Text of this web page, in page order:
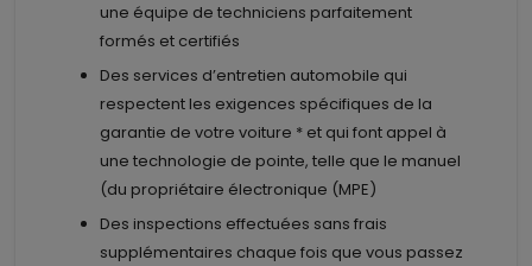
une équipe de techniciens parfaitement
formés et certifiés
Des services d’entretien automobile qui
respectent les exigences spécifiques de la
garantie de votre voiture * et qui font appel à
une technologie de pointe, telle que le manuel
(du propriétaire électronique (MPE)
Des inspections effectuées sans frais
supplémentaires chaque fois que vous passez